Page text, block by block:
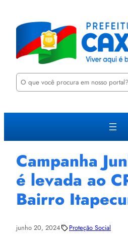
P
u
a
Campanha
é levada ao
Bairro
junho 20, 2024 Proteção Social